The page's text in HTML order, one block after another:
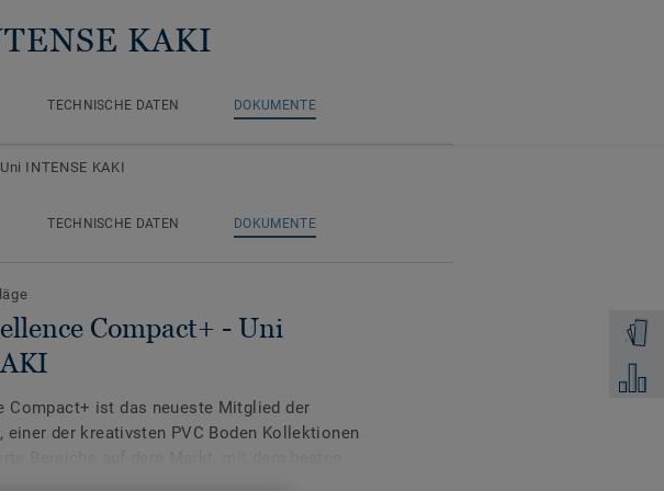
KAKI
TECHNISCHE DATEN
DOKUMENTE
Zum
Uni INTENSE KAKI
TECHNISCHE DATEN
DOKUMENTE
Compact+ - Uni
Compact+ ist das neueste Mitglied der
einer der kreativsten PVC Boden Kollektionen
und Druckfestigkeit.